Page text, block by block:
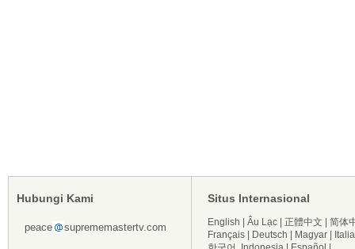
Hubungi Kami
peace suprememastertv.com
Situs Internasional
English Âu Lạc 正體中文
简体
Français
Deutsch Magyar